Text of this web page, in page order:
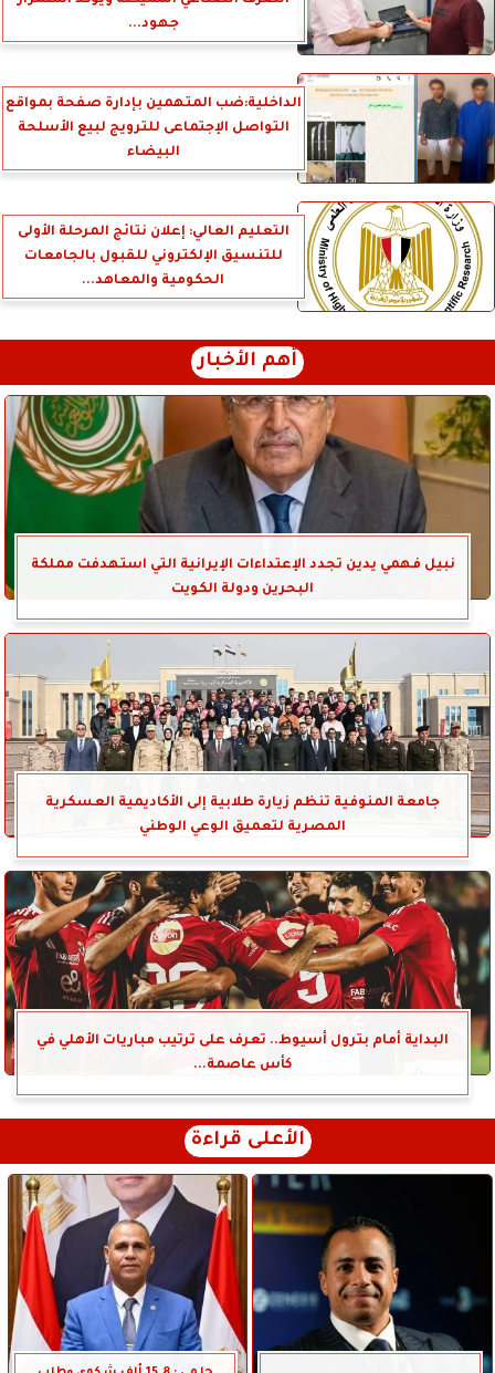
جهود...
الداخلية:ضب المتهمين بإدارة صفحة بمواقع
التواصل الإجتماعى للترويج لبيع الأسلحة
البيضاء
التعليم العالي: إعلان نتائج المرحلة الأولى
للتنسيق الإلكتروني للقبول بالجامعات
الحكومية والمعاهد...
أهم الأخبار
نبيل فهمي يدين تجدد الإعتداءات الإيرانية التي استهدفت مملكة
البحرين ودولة الكويت
جامعة المنوفية تنظم زيارة طلابية إلى الأكاديمية العسكرية
المصرية لتعميق الوعي الوطني
البداية أمام بترول أسيوط.. تعرف على ترتيب مباريات الأهلي في
كأس عاصمة...
الأعلى قراءة